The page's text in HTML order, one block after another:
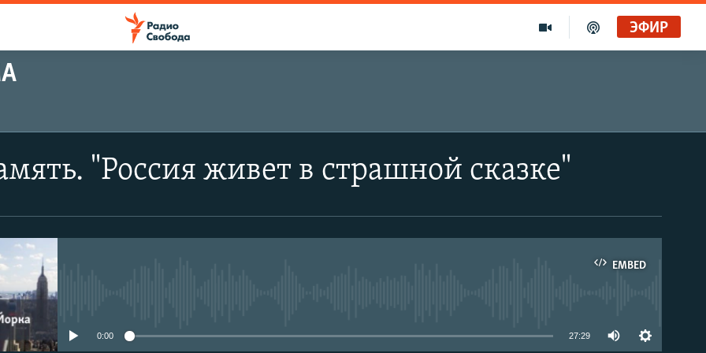
ЭФИР
"Россия живет в страшной сказке"
EMBED
0:00 27:29